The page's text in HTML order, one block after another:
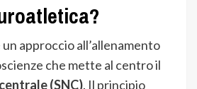
approccio all’allenamento
che mette al centro il
(SNC). Il principio